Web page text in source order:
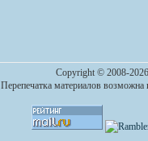
Copyright © 2008-
Перепечатка материалов возможна